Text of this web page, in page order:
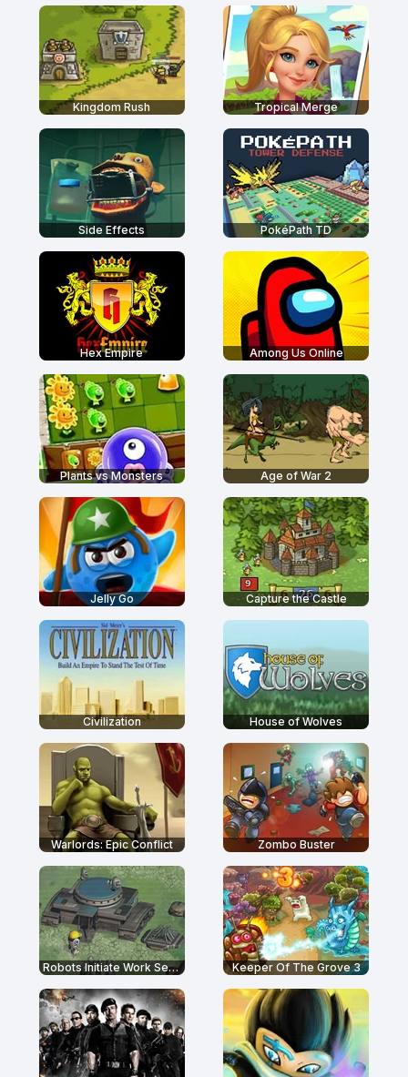
Kingdom Rush Tropical Merge
Side Effects PokéPath TD
Hex Empire Among Us Online
Plants vs Monsters Age of War 2
Jelly Go Capture the Castle
Civilization House of Wolves
Warlords: Epic Conflict Zombo Buster
Robots Initiate Work Sequence Keeper Of The Grove 3